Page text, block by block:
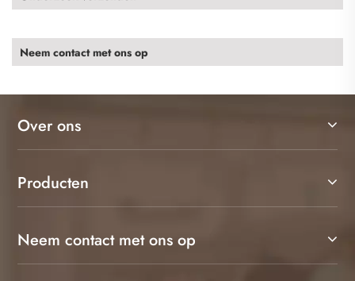
Neem contact met ons op
Over ons
Producten
Neem contact met ons op